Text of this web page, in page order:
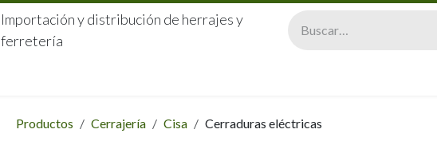
Importación y distribución de herrajes y
ferretería
Productos Cerrajería Cisa Cerraduras eléctricas